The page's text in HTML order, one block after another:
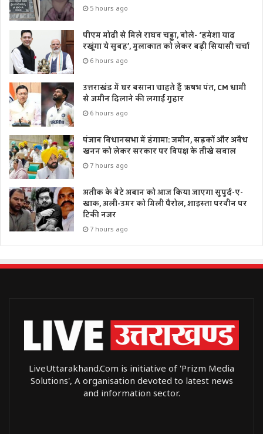
5 hours ago
पीएम मोदी से मिले राघव चड्ढा, बोले- ‘हमेशा याद
रखूंगा ये सुबह’, मुलाकात को लेकर बढ़ी सियासी चर्चा
6 hours ago
उत्तराखंड में घर बसाना चाहते हैं ऋषभ पंत, CM धामी
से जमीन दिलाने की लगाई गुहार
6 hours ago
पंजाब विधानसभा में हंगामा: जमीन, सड़कों और अवैध
खनन को लेकर सरकार पर विपक्ष के तीखे सवाल
7 hours ago
अतीक के बेटे अबान को आज किया जाएगा सुपुर्द-ए-
खाक, अली-उमर को मिली पैरोल, शाइस्ता परवीन पर
टिकी नजर
7 hours ago
LiveUttarakhand.Com is initiative of 'Prizm Media
Solutions', A organisation devoted to latest news
and information sector.